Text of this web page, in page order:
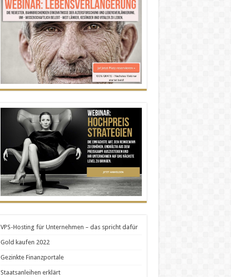
VPS-Hosting für Unternehmen – das spricht dafür
Gold kaufen 2022
Gezinkte Finanzportale
Staatsanleihen erklärt